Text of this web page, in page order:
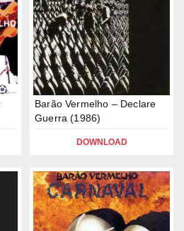
Barão Vermelho – Declare
Guerra (1986)
DOWNLOAD